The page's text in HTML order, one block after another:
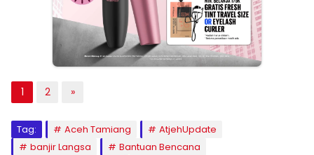
1 2 »
Tag: Aceh Tamiang
AtjehUpdate
banjir Langsa
Bantuan Bencana